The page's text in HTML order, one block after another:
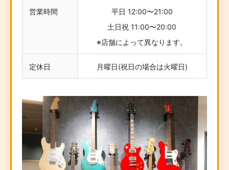
営業時間
平日 12:00〜21:00
土日祝 11:00〜20:00
※店舗によって異なります。
定休日 月曜日(祝日の場合は火曜日)